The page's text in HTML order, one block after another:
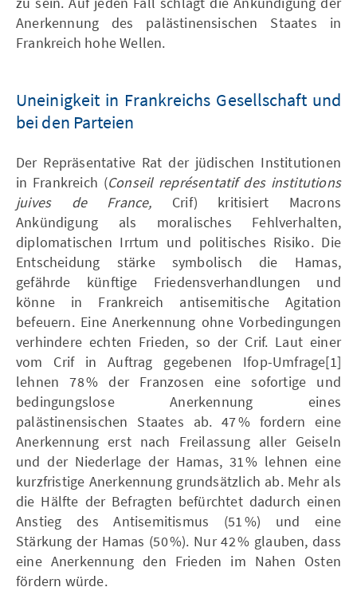
Anerkennung des palästinensischen Staates in
Frankreich hohe Wellen.
Uneinigkeit in Frankreichs Gesellschaft und
bei den Parteien
Der Repräsentative Rat der jüdischen Institutionen
in Frankreich (Conseil représentatif des institutions
juives de France, Crif) kritisiert Macrons
Ankündigung als moralisches Fehlverhalten,
diplomatischen Irrtum und politisches Risiko. Die
Entscheidung stärke symbolisch die Hamas,
gefährde künftige Friedensverhandlungen und
könne in Frankreich antisemitische Agitation
befeuern. Eine Anerkennung ohne Vorbedingungen
verhindere echten Frieden, so der Crif. Laut einer
vom Crif in Auftrag gegebenen Ifop-Umfrage[1]
lehnen 78 % der Franzosen eine sofortige und
bedingungslose Anerkennung eines
palästinensischen Staates ab. 47 % fordern eine
Anerkennung erst nach Freilassung aller Geiseln
und der Niederlage der Hamas, 31 % lehnen eine
kurzfristige Anerkennung grundsätzlich ab. Mehr als
die Hälfte der Befragten befürchtet dadurch einen
Anstieg des Antisemitismus (51 %) und eine
Stärkung der Hamas (50 %). Nur 42 % glauben, dass
eine Anerkennung den Frieden im Nahen Osten
fördern würde.